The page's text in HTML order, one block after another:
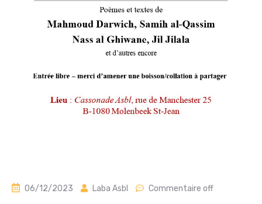
06/12/2023 Laba Asbl Commentaire off